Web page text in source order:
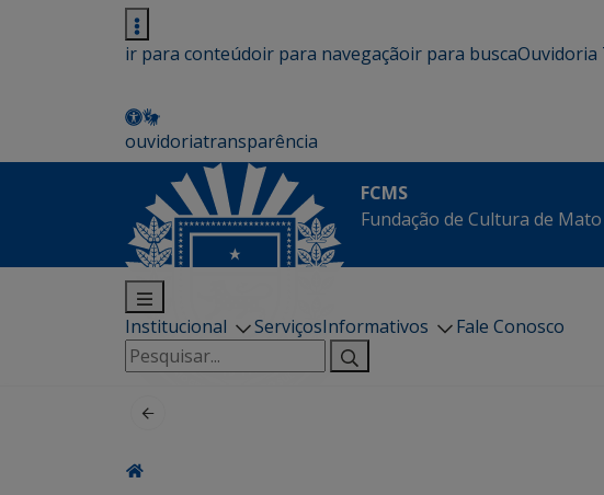
ir para conteúdoir para navegaçãoir para buscaOuvidoria
ouvidoriatransparência
FCMS
Fundação de Cultura de
Institucional ServiçosInformativos
Fale Conosco
Pesquisar
por: